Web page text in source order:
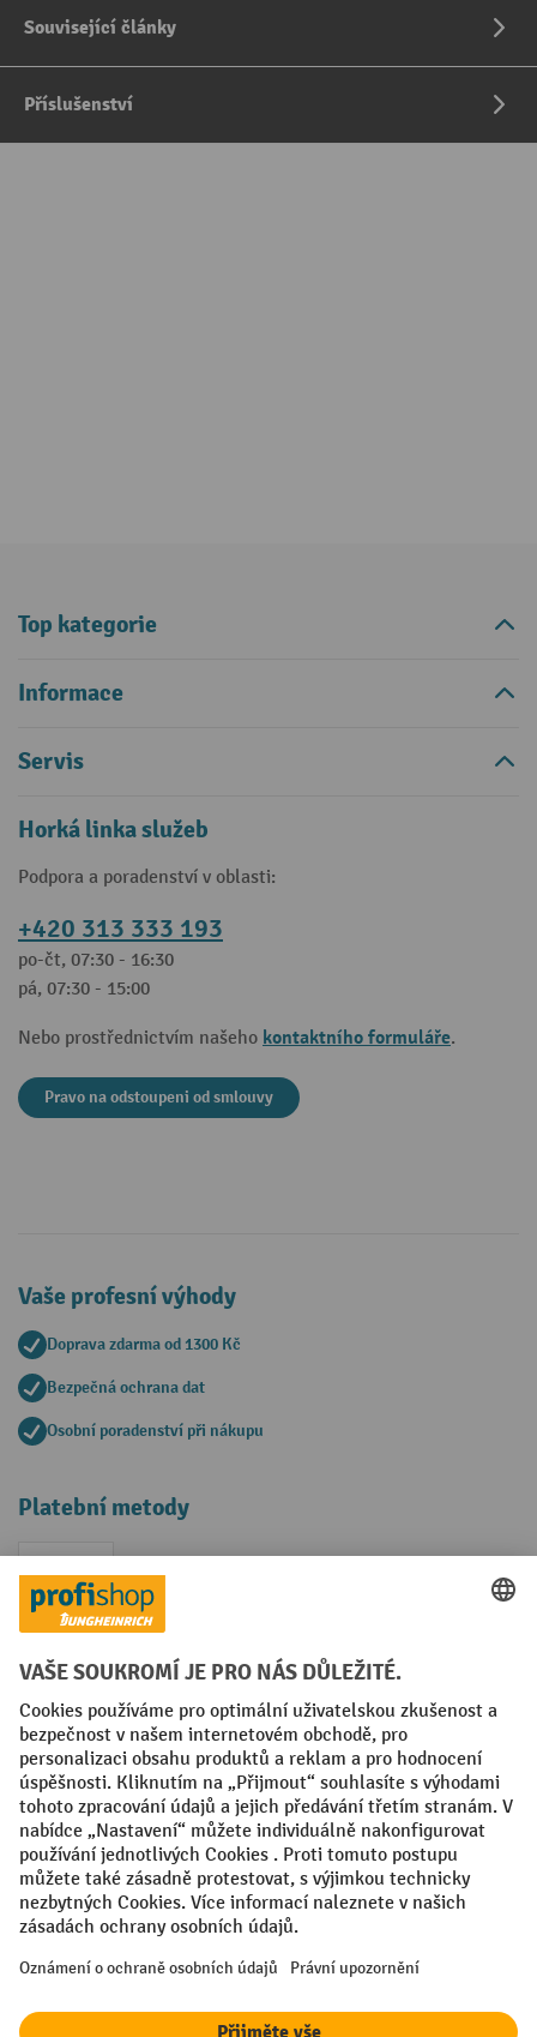
Související články
Příslušenství
Top kategorie
Informace
Servis
Horká linka služeb
Podpora a poradenství v oblasti:
+420 313 333 193
po-čt, 07:30 - 16:30
pá, 07:30 - 15:00
Nebo prostřednictvím našeho kontaktního formuláře.
Pravo na odstoupeni od smlouvy
Vaše profesní výhody
Doprava zdarma od 1300 Kč
Bezpečná ochrana dat
Osobní poradenství při nákupu
Platební metody
Faktura
Sociální sítě
Facebook
YouTubeLinkedIn
VODP Otisk
Prohlášení o ochraně osobních údajů
Nastavení ochrany osobních údajů
All prices excl. VAT plusshipping costsand possible delivery charges,